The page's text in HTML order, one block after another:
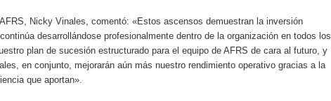
Nicky Vinales, comentó: «Estos ascensos demuestran la inversión
desarrollándose profesionalmente dentro de la organización en todos los
plan de sucesión estructurado para el equipo de AFRS de cara al futuro, y
en conjunto, mejorarán aún más nuestro rendimiento operativo gracias a la
que aportan».